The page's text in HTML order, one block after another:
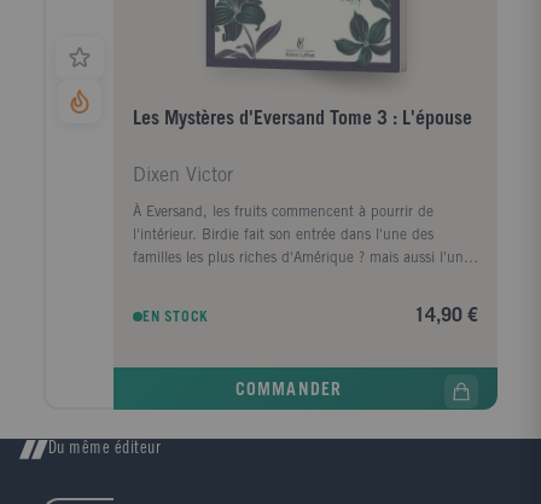
Les Mystères d'Eversand Tome 3 : L'épouse
Dixen Victor
À Eversand, les fruits commencent à pourrir de
l'intérieur. Birdie fait son entrée dans l'une des
familles les plus riches d'Amérique ? mais aussi l'une
façonnent les Rosemore depuis des générations.
belle-famille. Saura-t-elle tenir son rôle d'épouse
Rosemore ...
EN STOCK 14,90 €
COMMANDER
Du même éditeur